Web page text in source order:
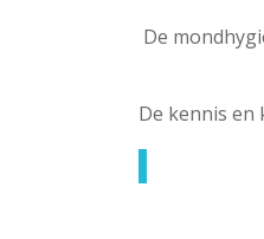
De
De kennis en